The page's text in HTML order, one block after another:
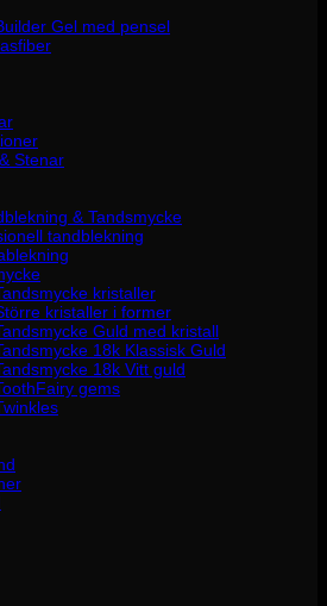
Gel med pensel
Stenar
& Tandsmycke
tandblekning
kristaller
kristaller i former
Guld med kristall
18k Klassisk Guld
18k Vitt guld
gems